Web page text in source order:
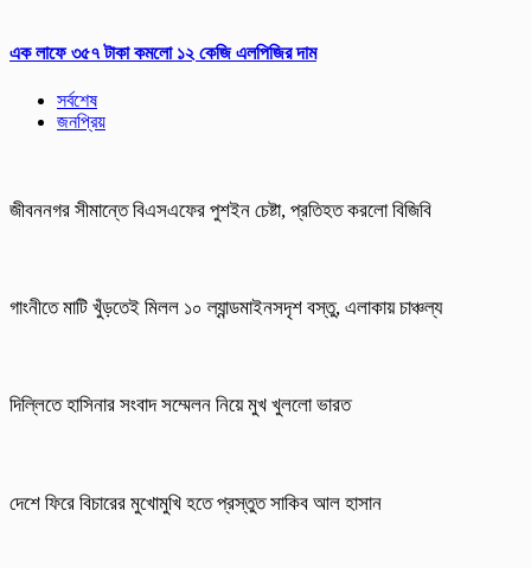
এক লাফে ৩৫৭ টাকা কমলো ১২ কেজি এলপিজির দাম
সর্বশেষ
জনপ্রিয়
জীবননগর সীমান্তে বিএসএফের পুশইন চেষ্টা, প্রতিহত করলো বিজিবি
গাংনীতে মাটি খুঁড়তেই মিলল ১০ ল্যান্ডমাইনসদৃশ বস্তু, এলাকায় চাঞ্চল্য
দিল্লিতে হাসিনার সংবাদ সম্মেলন নিয়ে মুখ খুললো ভারত
দেশে ফিরে বিচারের মুখোমুখি হতে প্রস্তুত সাকিব আল হাসান